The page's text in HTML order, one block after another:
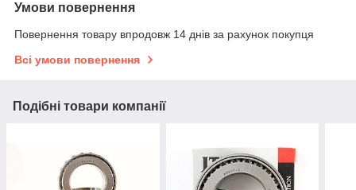
Умови повернення
Повернення товару впродовж 14 днів за рахунок покупця
Всі умови повернення
Подібні товари компанії